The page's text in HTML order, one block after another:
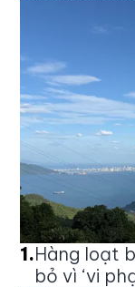
1.Hàng loạt
bỏ vì ‘vi